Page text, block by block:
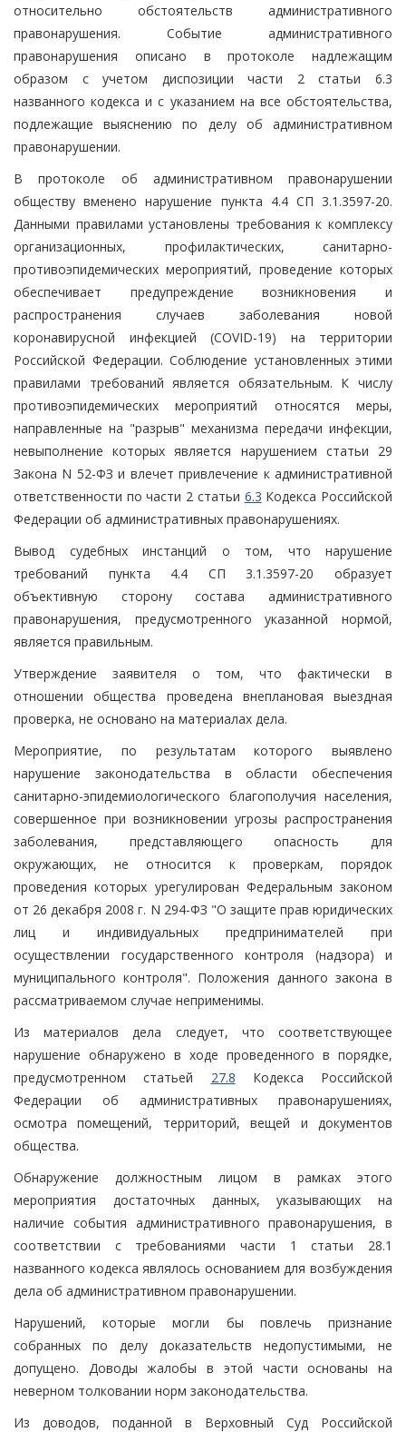
относительно обстоятельств административного
правонарушения. Событие административного
правонарушения описано в протоколе надлежащим
образом с учетом диспозиции части 2 статьи 6.3
названного кодекса и с указанием на все обстоятельства,
подлежащие выяснению по делу об административном
правонарушении.
В протоколе об административном правонарушении
обществу вменено нарушение пункта 4.4 СП 3.1.3597-20.
Данными правилами установлены требования к комплексу
организационных, профилактических, санитарно-
противоэпидемических мероприятий, проведение которых
обеспечивает предупреждение возникновения и
распространения случаев заболевания новой
коронавирусной инфекцией (COVID-19) на территории
Российской Федерации. Соблюдение установленных этими
правилами требований является обязательным. К числу
противоэпидемических мероприятий относятся меры,
направленные на "разрыв" механизма передачи инфекции,
невыполнение которых является нарушением статьи 29
Закона N 52-ФЗ и влечет привлечение к административной
ответственности по части 2 статьи 6.3 Кодекса Российской
Федерации об административных правонарушениях.
Вывод судебных инстанций о том, что нарушение
требований пункта 4.4 СП 3.1.3597-20 образует
объективную сторону состава административного
правонарушения, предусмотренного указанной нормой,
является правильным.
Утверждение заявителя о том, что фактически в
отношении общества проведена внеплановая выездная
проверка, не основано на материалах дела.
Мероприятие, по результатам которого выявлено
нарушение законодательства в области обеспечения
санитарно-эпидемиологического благополучия населения,
совершенное при возникновении угрозы распространения
заболевания, представляющего опасность для
окружающих, не относится к проверкам, порядок
проведения которых урегулирован Федеральным законом
от 26 декабря 2008 г. N 294-ФЗ "О защите прав юридических
лиц и индивидуальных предпринимателей при
осуществлении государственного контроля (надзора) и
муниципального контроля". Положения данного закона в
рассматриваемом случае неприменимы.
Из материалов дела следует, что соответствующее
нарушение обнаружено в ходе проведенного в порядке,
предусмотренном статьей 27.8 Кодекса Российской
Федерации об административных правонарушениях,
осмотра помещений, территорий, вещей и документов
общества.
Обнаружение должностным лицом в рамках этого
мероприятия достаточных данных, указывающих на
наличие события административного правонарушения, в
соответствии с требованиями части 1 статьи 28.1
названного кодекса являлось основанием для возбуждения
дела об административном правонарушении.
Нарушений, которые могли бы повлечь признание
собранных по делу доказательств недопустимыми, не
допущено. Доводы жалобы в этой части основаны на
неверном толковании норм законодательства.
Из доводов, поданной в Верховный Суд Российской